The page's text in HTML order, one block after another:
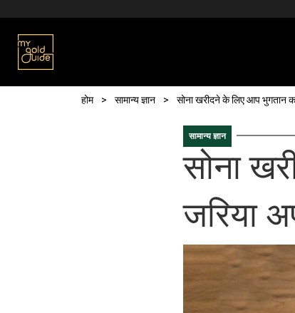
पग चिन्ह
होम सामान्य ज्ञान सोना खरीदने के लिए आप भुगतान
सामान्य ज्ञान
सोना
जरिया